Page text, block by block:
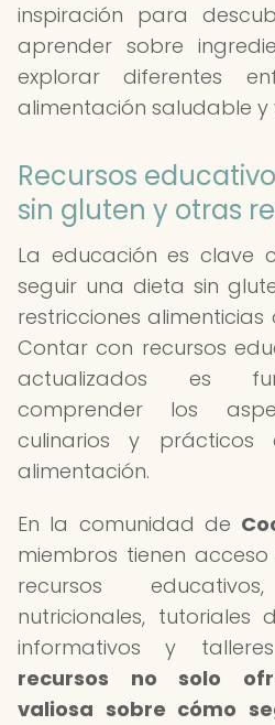
inspiración para
aprender sobre
explorar diferentes
alimentación saludable y
Recursos
sin gluten y otras
La educación es clave
seguir una dieta sin
restricciones
Contar con recursos
actualizados es
comprender los
culinarios y
alimentación.
En la comunidad de
miembros tienen
recursos
nutricionales, tutoriales
informativos y
recursos no solo
valiosa sobre cómo